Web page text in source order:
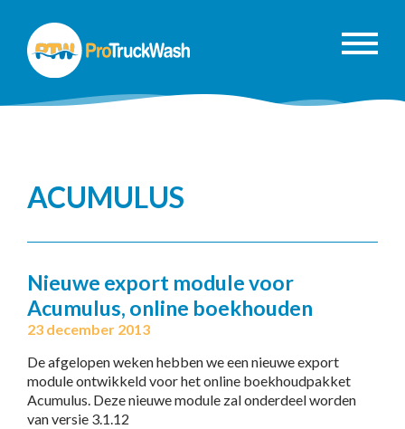
ACUMULUS
Nieuwe export module voor
Acumulus, online boekhouden
23 december 2013
De afgelopen weken hebben we een nieuwe export
module ontwikkeld voor het online boekhoudpakket
Acumulus. Deze nieuwe module zal onderdeel worden
van versie 3.1.12